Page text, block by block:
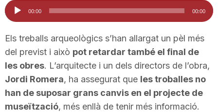
o
n
a
Reproductor
d'àudio
00:00 00:00
Els treballs arqueològics s’han allargat un pèl més
del previst i això pot retardar també el final de
les obres. L’arquitecte i un dels directors de l’obra,
Jordi Romera, ha assegurat que les troballes no
han de suposar grans canvis en el projecte de
museïtzació, més enllà de tenir més informació.